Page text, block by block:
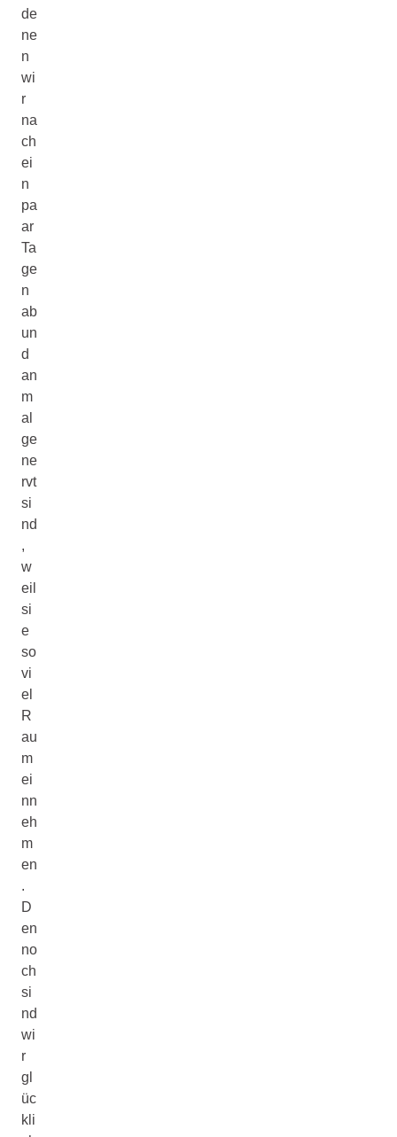
de
ne
n
wi
r
na
ch
ei
n
pa
ar
Ta
ge
n
ab
un
d
an
m
al
ge
ne
rvt
si
nd
,
w
eil
si
e
so
vi
el
R
au
m
ei
nn
eh
m
en
.
D
en
no
ch
si
nd
wi
r
gl
üc
kli